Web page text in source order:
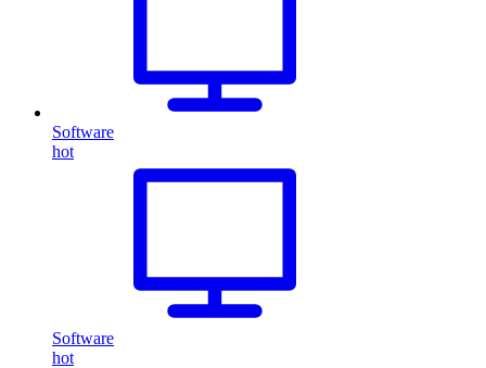
Software
hot
Software
hot